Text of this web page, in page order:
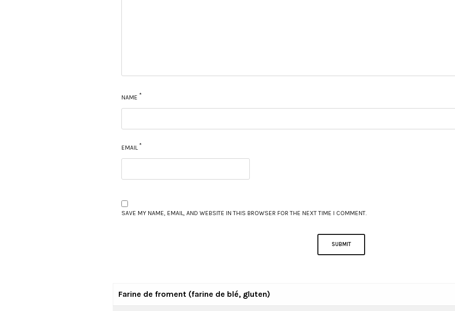
NAME *
EMAIL*
SAVE MY NAME, EMAIL, AND WEBSITE IN THIS BROWSER FOR THE NEXT TIME I COMMENT.
Farine de froment (farine de blé, gluten)